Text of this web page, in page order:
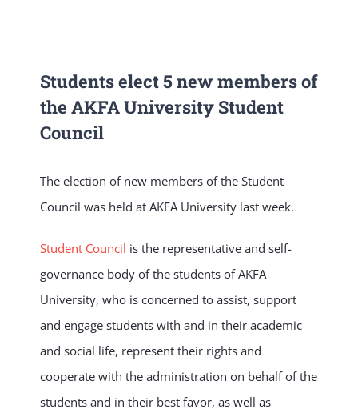
RESEARCH
Students elect 5 new members of
the AKFA University Student
Council
The election of new members of the Student
Council was held at AKFA University last week.
Student Council is the representative and self-
governance body of the students of AKFA
University, who is concerned to assist, support
and engage students with and in their academic
and social life, represent their rights and
cooperate with the administration on behalf of the
students and in their best favor, as well as